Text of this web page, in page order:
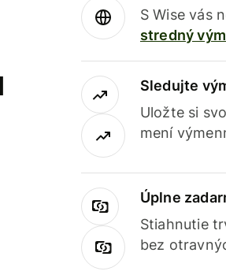
S Wise vás
stredný
Sledujte
Uložte si
mení
Úplne
Stiahnutie
bez